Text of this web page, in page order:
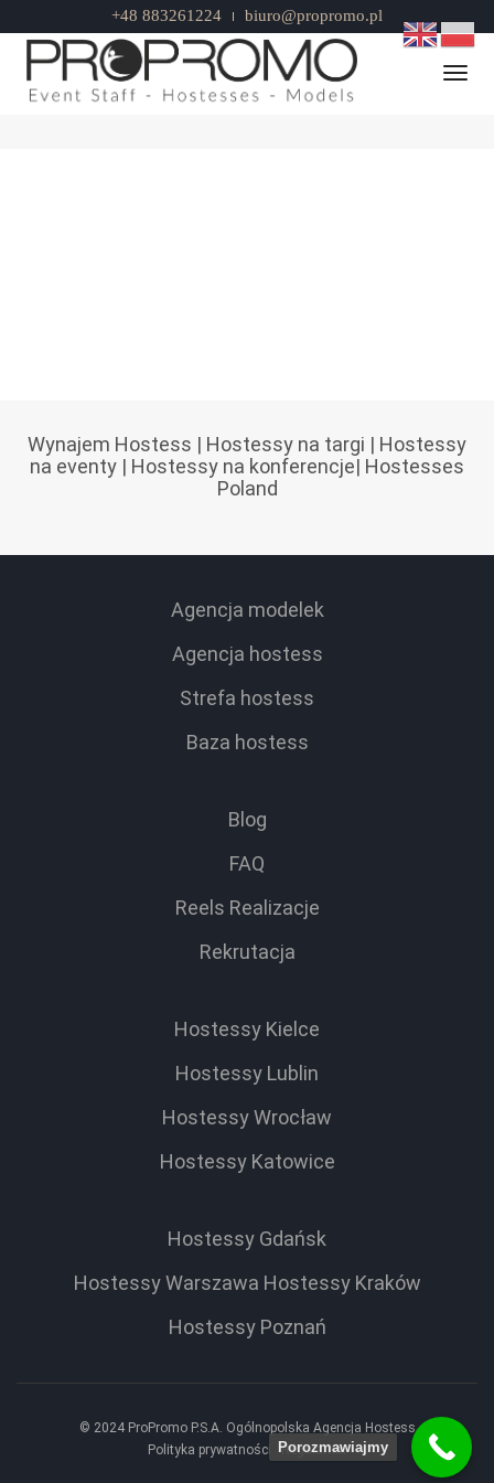
+48 883261224 biuro@propromo.pl
BRANŻA BANKOWA
Home Branża bankowa
BANKU PKO
Wynajem Hostess | Hostessy na targi | Hostessy
na eventy | Hostessy na konferencje| Hostesses
Poland
Agencja modelek
Agencja hostess
Strefa hostess
Baza hostess
Blog
FAQ
Reels Realizacje
Rekrutacja
Hostessy Kielce
Hostessy Lublin
Hostessy Wrocław
Hostessy Katowice
Hostessy Gdańsk
Hostessy Warszawa Hostessy Kraków
Hostessy Poznań
© 2024 ProPromo P.S.A. Ogólnopolska Agencja Hostess
Polityka prywatności
Regulamin
Porozmawiajmy